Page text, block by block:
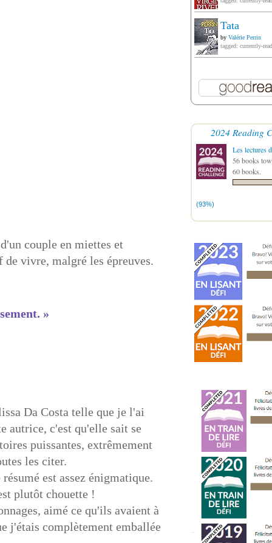
couple en miettes et
vivre, malgré les épreuves.
»
Da Costa telle que je l'ai
autrice, c'est qu'elle sait se
puissantes, extrêmement
les citer.
est assez énigmatique.
plutôt chouette !
aimé ce qu'ils avaient à
j'étais complètement emballée
Tata
by Valérie Perrin
tagged: currently-
2024 Reading
Les lectures
56 books
60 books.
(93%)